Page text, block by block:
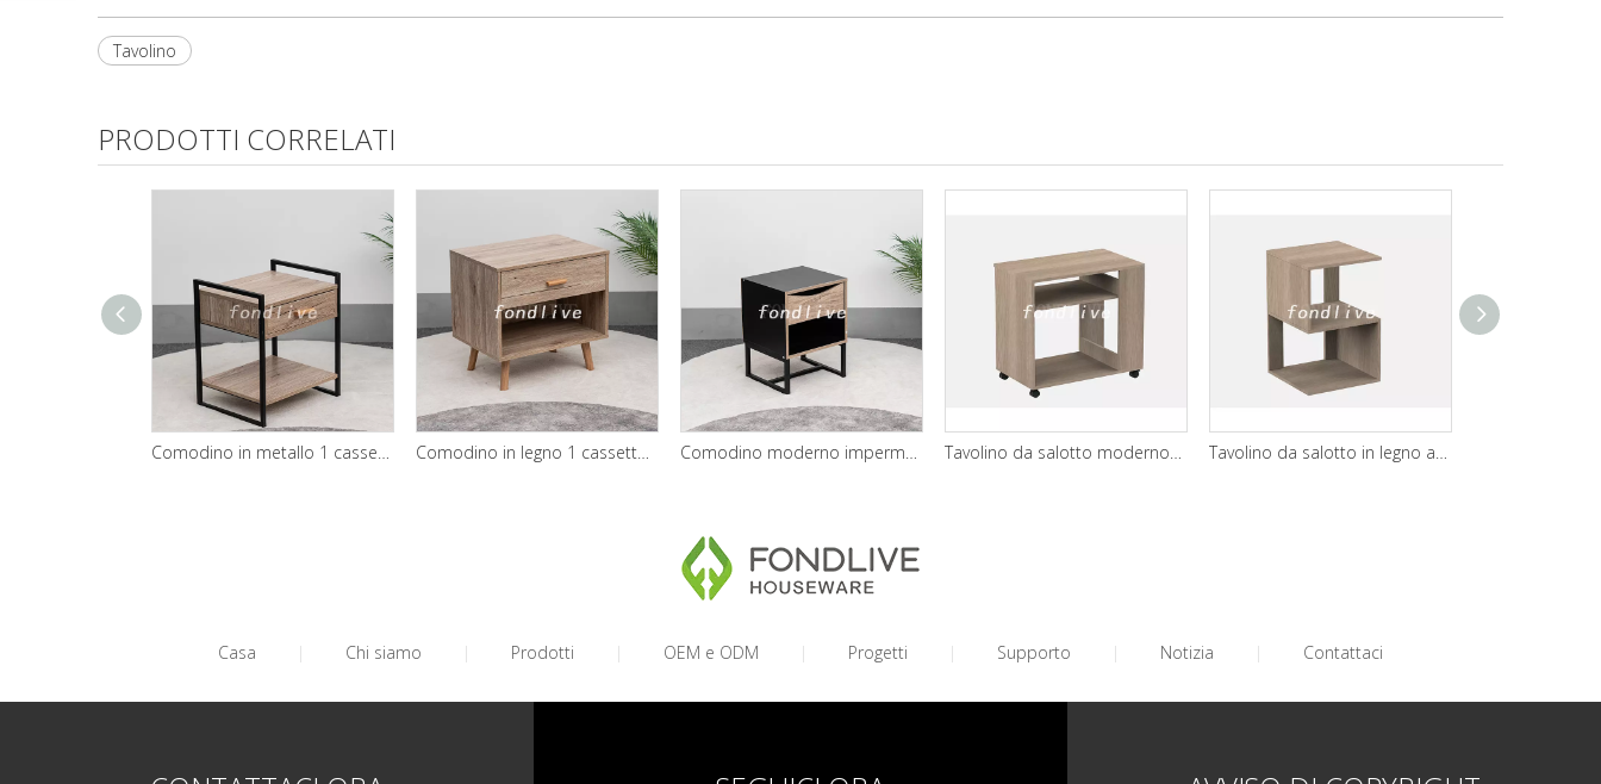
Tavolino
PRODOTTI CORRELATI
Comodino in metallo 1 cassetto con ripiano per camera da letto Comodino in legno 1 cassetto con ripiano per camera da letto Comodino moderno impermeabile per camera da letto Tavolino da salotto moderno impermeabile Tavolino da salotto in legno a forma di S
Casa | Chi siamo | Prodotti | OEM e ODM | Progetti | Supporto | Notizia | Contattaci